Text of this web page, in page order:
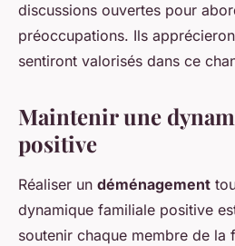
discussions ouvertes pour
préoccupations. Ils
sentiront valorisés dans ce
Maintenir une
positive
Réaliser un déménagement
dynamique familiale positive
soutenir chaque membre de la